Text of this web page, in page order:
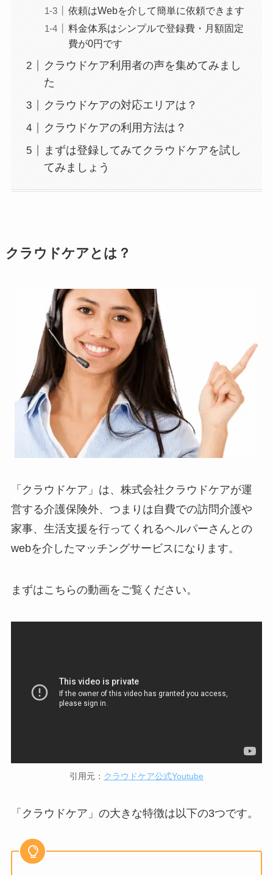
依頼はWebを介して簡単に依頼できます
料金体系はシンプルで登録費・月額固定
費が0円です
クラウドケア利用者の声を集めてみまし
た
クラウドケアの対応エリアは？
クラウドケアの利用方法は？
まずは登録してみてクラウドケアを試し
てみましょう
クラウドケアとは？
「クラウドケア」は、株式会社クラウドケアが運
営する介護保険外、つまりは自費での訪問介護や
家事、生活支援を行ってくれるヘルパーさんとの
webを介したマッチングサービスになります。
まずはこちらの動画をご覧ください。
引用元： クラウドケア公式Youtube
「クラウドケア」の大きな特徴は以下の3つです。